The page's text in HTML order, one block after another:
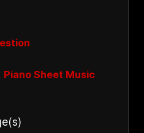
Piano Sheet Music